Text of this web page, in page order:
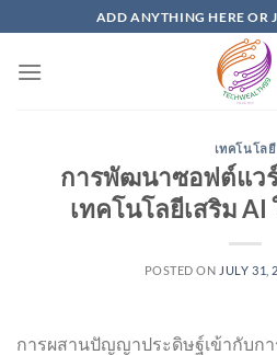
to
content
ADD ANYTHING HERE OR
เทคโนโลยี
การพัฒนาซอฟต์แว
เทคโนโลยีเสริม
POSTED ON JULY 31,
การผสานปัญญาประดิษฐ์เข้ากับก